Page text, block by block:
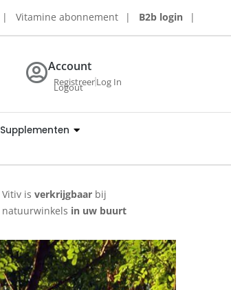
Vitamine abonnement B2b login
Account
RegistreerLog In
Logout
Supplementen
Vitiv isverkrijgbaar bij
natuurwinkels in uw buurt